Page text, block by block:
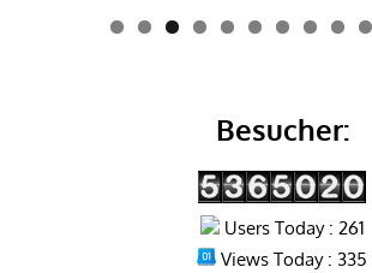
0
Besucher:
Users Today : 261
Views Today : 335